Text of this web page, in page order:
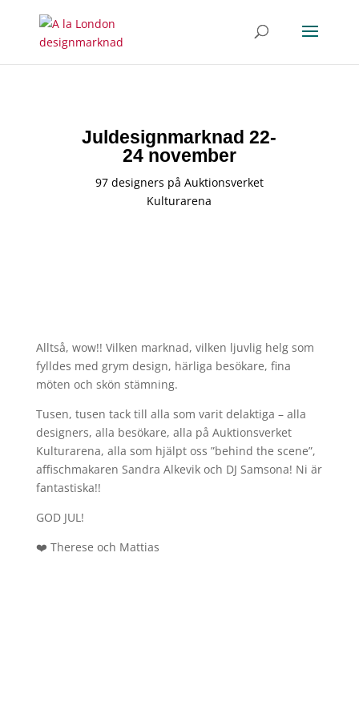
Juldesignmarknad 22-
24 november
97 designers på Auktionsverket
Kulturarena
Alltså, wow!! Vilken marknad, vilken ljuvlig helg som
fylldes med grym design, härliga besökare, fina
möten och skön stämning.
Tusen, tusen tack till alla som varit delaktiga – alla
designers, alla besökare, alla på Auktionsverket
Kulturarena, alla som hjälpt oss ”behind the scene”,
affischmakaren Sandra Alkevik och DJ Samsona! Ni är
fantastiska!!
GOD JUL!
❤️ Therese och Mattias